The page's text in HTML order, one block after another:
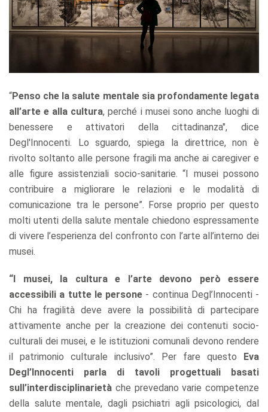
“Penso che la salute mentale sia profondamente legata
all’arte e alla cultura, perché i musei sono anche luoghi di
benessere e attivatori della cittadinanza", dice
Degl'Innocenti. Lo sguardo, spiega la direttrice, non è
rivolto soltanto alle persone fragili ma anche ai caregiver e
alle figure assistenziali socio-sanitarie. “I musei possono
contribuire a migliorare le relazioni e le modalità di
comunicazione tra le persone”. Forse proprio per questo
molti utenti della salute mentale chiedono espressamente
di vivere l’esperienza del confronto con l’arte all’interno dei
musei.
“I musei, la cultura e l’arte devono però essere
accessibili a tutte le persone - continua Degl’Innocenti -
Chi ha fragilità deve avere la possibilità di partecipare
attivamente anche per la creazione dei contenuti socio-
culturali dei musei, e le istituzioni comunali devono rendere
il patrimonio culturale inclusivo”. Per fare questo Eva
Degl’Innocenti parla di tavoli progettuali basati
sull’interdisciplinarietà che prevedano varie competenze
della salute mentale, dagli psichiatri agli psicologici, dal